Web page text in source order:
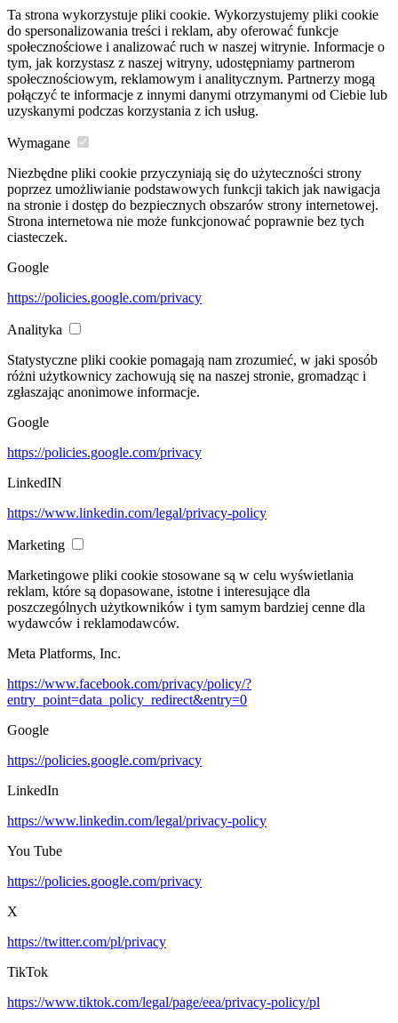
Ta strona wykorzystuje pliki cookie. Wykorzystujemy pliki cookie
do spersonalizowania treści i reklam, aby oferować funkcje
społecznościowe i analizować ruch w naszej witrynie. Informacje o
tym, jak korzystasz z naszej witryny, udostępniamy partnerom
społecznościowym, reklamowym i analitycznym. Partnerzy mogą
połączyć te informacje z innymi danymi otrzymanymi od Ciebie lub
uzyskanymi podczas korzystania z ich usług.
Wymagane
Niezbędne pliki cookie przyczyniają się do użyteczności strony
poprzez umożliwianie podstawowych funkcji takich jak nawigacja
na stronie i dostęp do bezpiecznych obszarów strony internetowej.
Strona internetowa nie może funkcjonować poprawnie bez tych
ciasteczek.
Google
https://policies.google.com/privacy
Analityka
Statystyczne pliki cookie pomagają nam zrozumieć, w jaki sposób
różni użytkownicy zachowują się na naszej stronie, gromadząc i
zgłaszając anonimowe informacje.
Google
https://policies.google.com/privacy
LinkedIN
https://www.linkedin.com/legal/privacy-policy
Marketing
Marketingowe pliki cookie stosowane są w celu wyświetlania
reklam, które są dopasowane, istotne i interesujące dla
poszczególnych użytkowników i tym samym bardziej cenne dla
wydawców i reklamodawców.
Meta Platforms, Inc.
https://www.facebook.com/privacy/policy/?
entry_point=data_policy_redirect&entry=0
Google
https://policies.google.com/privacy
LinkedIn
https://www.linkedin.com/legal/privacy-policy
You Tube
https://policies.google.com/privacy
X
https://twitter.com/pl/privacy
TikTok
https://www.tiktok.com/legal/page/eea/privacy-policy/pl